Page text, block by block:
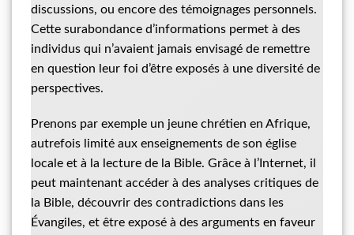
discussions, ou encore des témoignages personnels.
Cette surabondance d’informations permet à des
individus qui n’avaient jamais envisagé de remettre
en question leur foi d’être exposés à une diversité de
perspectives.
Prenons par exemple un jeune chrétien en Afrique,
autrefois limité aux enseignements de son église
locale et à la lecture de la Bible. Grâce à l’Internet, il
peut maintenant accéder à des analyses critiques de
la Bible, découvrir des contradictions dans les
Évangiles, et être exposé à des arguments en faveur